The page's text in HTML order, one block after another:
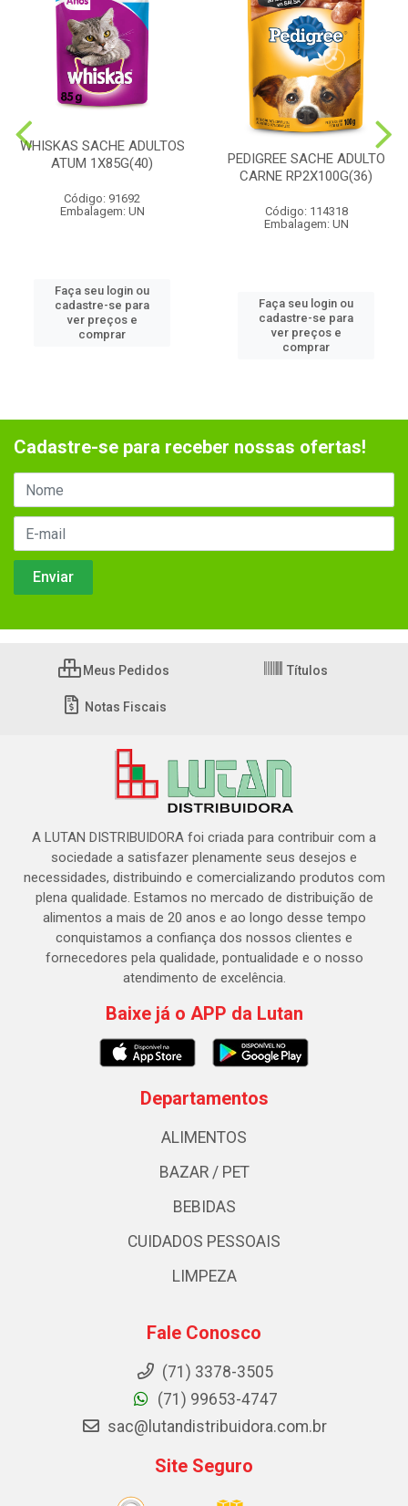
WHISKAS SACHE ADULTOS
ATUM 1X85G(40)
Código: 91692
Embalagem: UN
Faça seu login ou
cadastre-se para
ver preços e
comprar
PEDIGREE SACHE ADULTO
CARNE RP2X100G(36)
Código: 114318
Embalagem: UN
Faça seu login ou
cadastre-se para
ver preços e
comprar
Cadastre-se para receber nossas ofertas!
Meus Pedidos Títulos
Notas Fiscais
A LUTAN DISTRIBUIDORA foi criada para contribuir com a
sociedade a satisfazer plenamente seus desejos e
necessidades, distribuindo e comercializando produtos com
plena qualidade. Estamos no mercado de distribuição de
alimentos a mais de 20 anos e ao longo desse tempo
conquistamos a confiança dos nossos clientes e
fornecedores pela qualidade, pontualidade e o nosso
atendimento de excelência.
Baixe já o APP da Lutan
Departamentos
ALIMENTOS
BAZAR / PET
BEBIDAS
CUIDADOS PESSOAIS
LIMPEZA
Fale Conosco
(71) 3378-3505
(71) 99653-4747
sac@lutandistribuidora.com.br
Site Seguro